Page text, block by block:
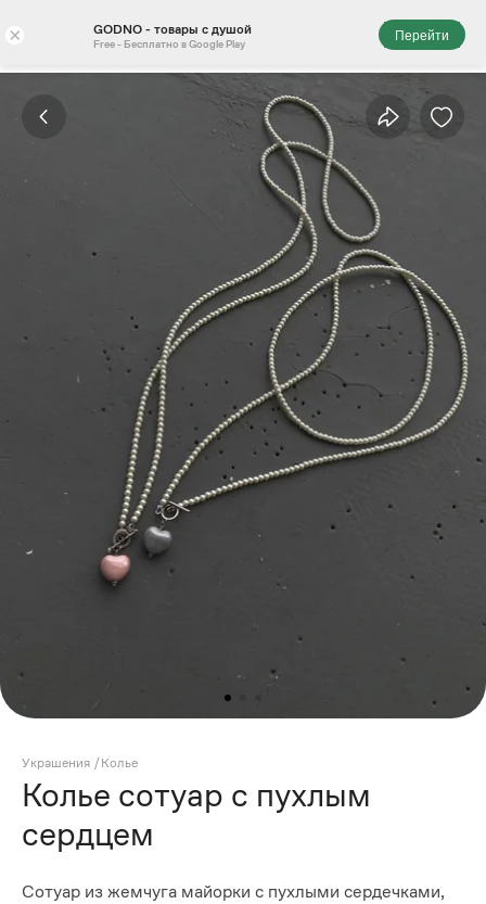
× GODNO - товары с душой
Free - Бесплатно в Google Play
Перейти
Украшения /Колье
Колье сотуар с пухлым
сердцем
Сотуар из жемчуга майорки с пухлыми сердечками,